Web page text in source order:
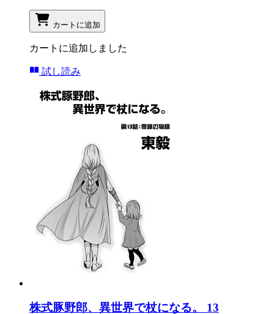
カートに追加
カートに追加しました
試し読み
株式豚野郎、異世界で杖になる。 13